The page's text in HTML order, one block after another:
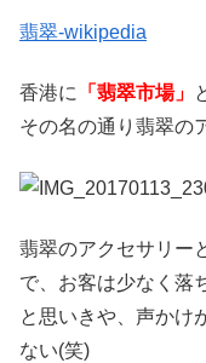
翡翠-wikipedia
香港に 「翡翠市場」
その名の通り翡翠の
翡翠のアクセサリー
で、お客は少なく落
と思いきや、声かけ
ない(笑)